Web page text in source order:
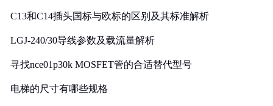
C13和C14插头国标与欧标的区别及其标准解析
LGJ-240/30导线参数及载流量解析
寻找nce01p30k MOSFET管的合适替代型号
电梯的尺寸有哪些规格